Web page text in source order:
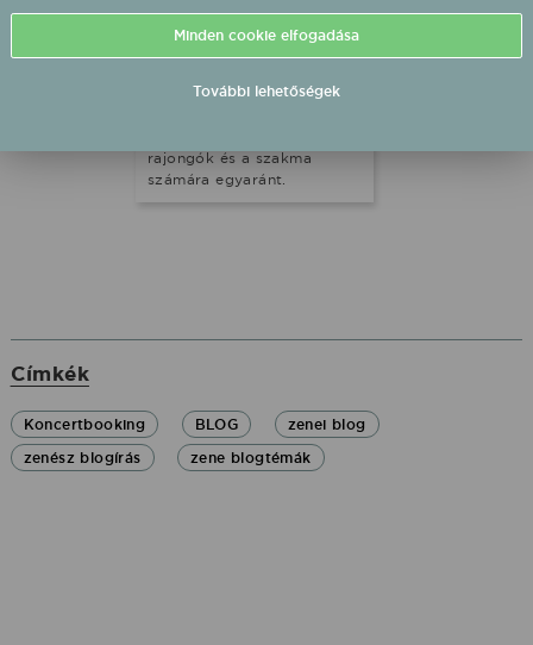
benned az a kérdés, hogy
néhány olyan témát,
rajongók és a szakma
számára egyaránt.
Címkék
Koncertbooking BLOG
zenei blog
zenész blogírás
zene blogtémák
Minden cookie elfogadása
További lehetőségek